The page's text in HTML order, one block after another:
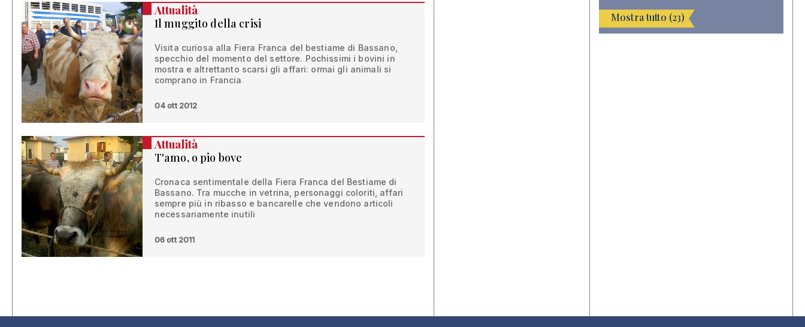
Attualità
Il muggito della crisi
Visita curiosa alla Fiera Franca del bestiame di Bassano,
specchio del momento del settore. Pochissimi i bovini in
mostra e altrettanto scarsi gli affari: ormai gli animali si
comprano in Francia
04 ott 2012
Attualità
T'amo, o pio bove
Cronaca sentimentale della Fiera Franca del Bestiame di
Bassano. Tra mucche in vetrina, personaggi coloriti, affari
sempre più in ribasso e bancarelle che vendono articoli
necessariamente inutili
06 ott 2011
Mostra tutto (23)